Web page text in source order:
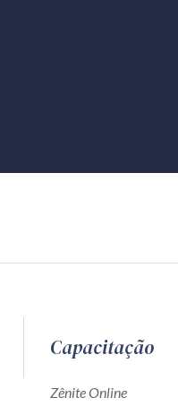
Capacitação
Zênite Online